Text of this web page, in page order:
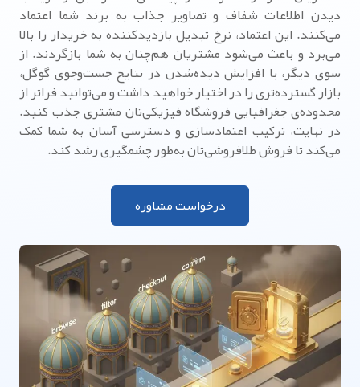
دیدن اطلاعات شفاف و تصاویر جذاب به برند شما اعتماد
می‌کنند. این اعتماد، نرخ تبدیل بازدیدکننده به خریدار را بالا
می‌برد و باعث می‌شود مشتریان هم‌چنان به شما بازگردند. از
سوی دیگر، با افزایش دیده‌شدن در نتایج جست‌وجوی گوگل،
بازار گسترده‌تری را در اختیار خواهید داشت و می‌توانید فراتر از
محدوده‌ی جغرافیایی فروشگاه فیزیکی‌تان مشتری جذب کنید.
در نهایت، ترکیب اعتمادسازی و دسترسی آسان به شما کمک
می‌کند تا فروش طلافروشی‌تان به‌طور چشمگیری رشد کند.
درخواست مشاوره